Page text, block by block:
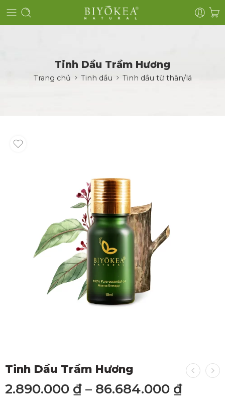
Tinh Dầu Trầm Hương
Trang chủ Tinh dầu Tinh dầu từ thân/lá
Tinh Dầu Trầm Hương
2.890.000 ₫ – 86.684.000 ₫